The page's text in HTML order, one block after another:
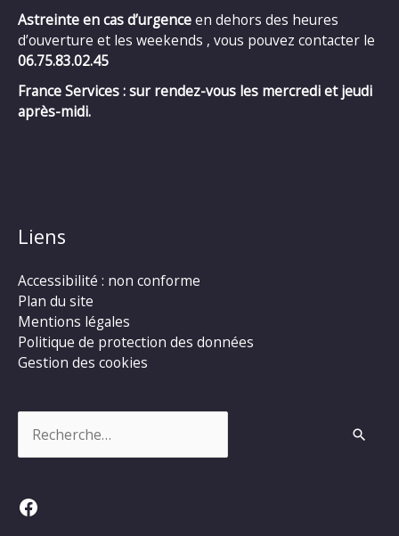
Astreinte en cas d’urgenceen dehors des heures
d’ouverture et les weekends , vous pouvez contacter le
06.75.83.02.45
France Services : sur rendez-vous les mercredi et jeudi
après-midi.
Liens
Accessibilité : non conforme
Plan du site
Mentions légales
Politique de protection des données
Gestion des cookies
Facebook